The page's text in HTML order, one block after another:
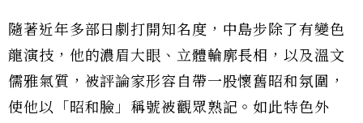
隨著近年多部日劇打開知名度，中島步除了有變色
龍演技，他的濃眉大眼、立體輪廓長相，以及溫文
儒雅氣質，被評論家形容自帶一股懷舊昭和氛圍，
使他以「昭和臉」稱號被觀眾熟記。如此特色外